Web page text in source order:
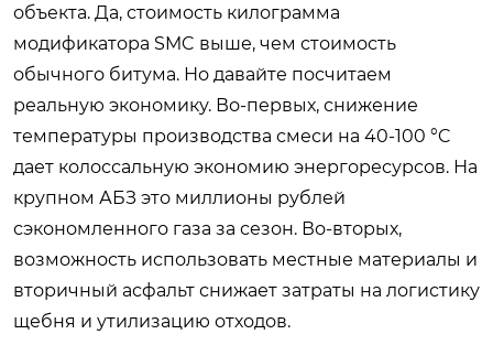
объекта. Да, стоимость килограмма
модификатора SMC выше, чем стоимость
обычного битума. Но давайте посчитаем
реальную экономику. Во-первых, снижение
температуры производства смеси на 40-100 °C
дает колоссальную экономию энергоресурсов. На
крупном АБЗ это миллионы рублей
сэкономленного газа за сезон. Во-вторых,
возможность использовать местные материалы и
вторичный асфальт снижает затраты на логистику
щебня и утилизацию отходов.